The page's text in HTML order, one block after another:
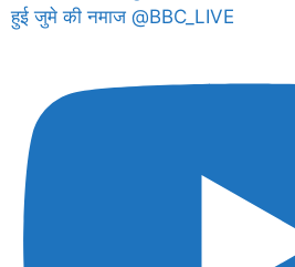
हुई जुमे की नमाज @BBC_LIVE